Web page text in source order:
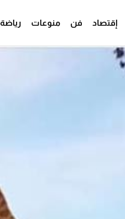
إقتصاد فن منوعات رياضة